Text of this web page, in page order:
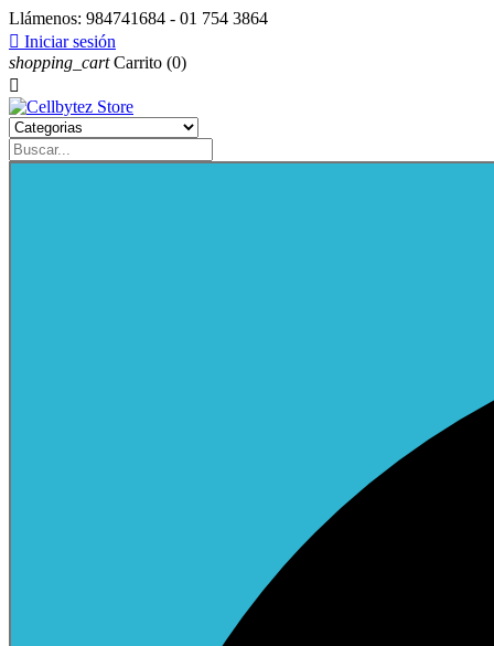
Llámenos: 984741684 - 01 754 3864
 Iniciar sesión
shopping_cart Carrito (0)
